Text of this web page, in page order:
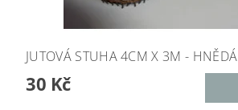
JUTOVÁ STUHA 4CM X 3M - HNĚDÁ
30 Kč